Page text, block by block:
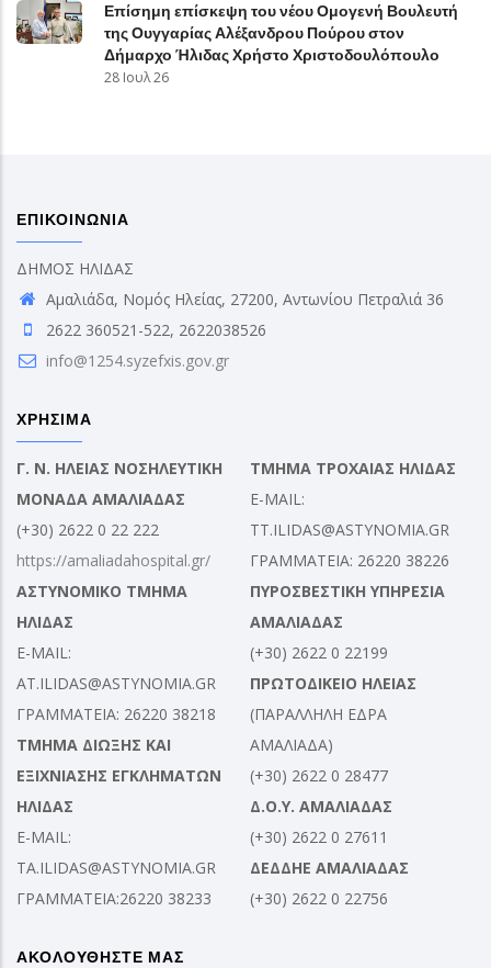
Επίσημη επίσκεψη του νέου Ομογενή Βουλευτή
της Ουγγαρίας Αλέξανδρου Πούρου στον
Δήμαρχο Ήλιδας Χρήστο Χριστοδουλόπουλο
28 Ιουλ 26
ΕΠΙΚΟΙΝΩΝΙΑ
ΔΗΜΟΣ ΗΛΙΔΑΣ
Αμαλιάδα, Νομός Ηλείας, 27200, Αντωνίου Πετραλιά 36
2622 360521-522, 2622038526
info@1254.syzefxis.gov.gr
ΧΡΗΣΙΜΑ
Γ. Ν. ΗΛΕΙΑΣ ΝΟΣΗΛΕΥΤΙΚΗ
ΜΟΝΑΔΑ ΑΜΑΛΙΑΔΑΣ
(+30) 2622 0 22 222
https://amaliadahospital.gr/
ΑΣΤΥΝΟΜΙΚΟ ΤΜΗΜΑ
ΗΛΙΔΑΣ
E-MAIL:
AT.ILIDAS@ASTYNOMIA.GR
ΓΡΑΜΜΑΤΕΙΑ: 26220 38218
ΤΜΗΜΑ ΔΙΩΞΗΣ ΚΑΙ
ΕΞΙΧΝΙΑΣΗΣ ΕΓΚΛΗΜΑΤΩΝ
ΗΛΙΔΑΣ
E-MAIL:
TA.ILIDAS@ASTYNOMIA.GR
ΓΡΑΜΜΑΤΕΙΑ:26220 38233
ΤΜΗΜΑ ΤΡΟΧΑΙΑΣ ΗΛΙΔΑΣ
E-MAIL:
TT.ILIDAS@ASTYNOMIA.GR
ΓΡΑΜΜΑΤΕΙΑ: 26220 38226
ΠΥΡΟΣΒΕΣΤΙΚΗ ΥΠΗΡΕΣΙΑ
ΑΜΑΛΙΑΔΑΣ
(+30) 2622 0 22199
ΠΡΩΤΟΔΙΚΕΙΟ ΗΛΕΙΑΣ
(ΠΑΡΑΛΛΗΛΗ ΕΔΡΑ
ΑΜΑΛΙΑΔΑ)
(+30) 2622 0 28477
Δ.Ο.Υ. ΑΜΑΛΙΑΔΑΣ
(+30) 2622 0 27611
ΔΕΔΔΗΕ ΑΜΑΛΙΑΔΑΣ
(+30) 2622 0 22756
ΑΚΟΛΟΥΘΗΣΤΕ ΜΑΣ